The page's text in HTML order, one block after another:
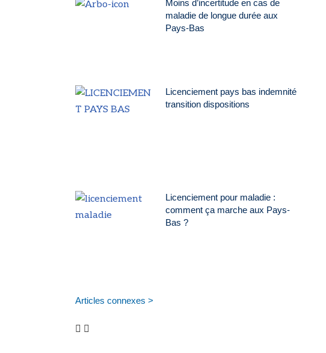
Moins d’incertitude en cas de
maladie de longue durée aux
Pays-Bas
Licenciement pays bas indemnité
transition dispositions
Licenciement pour maladie :
comment ça marche aux Pays-
Bas ?
Articles connexes >